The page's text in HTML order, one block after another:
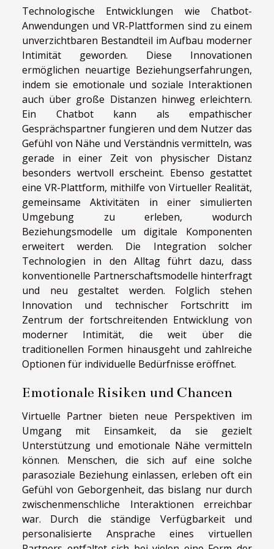
Technologische Entwicklungen wie Chatbot-
Anwendungen und VR-Plattformen sind zu einem
unverzichtbaren Bestandteil im Aufbau moderner
Intimität geworden. Diese Innovationen
ermöglichen neuartige Beziehungserfahrungen,
indem sie emotionale und soziale Interaktionen
auch über große Distanzen hinweg erleichtern.
Ein Chatbot kann als empathischer
Gesprächspartner fungieren und dem Nutzer das
Gefühl von Nähe und Verständnis vermitteln, was
gerade in einer Zeit von physischer Distanz
besonders wertvoll erscheint. Ebenso gestattet
eine VR-Plattform, mithilfe von Virtueller Realität,
gemeinsame Aktivitäten in einer simulierten
Umgebung zu erleben, wodurch
Beziehungsmodelle um digitale Komponenten
erweitert werden. Die Integration solcher
Technologien in den Alltag führt dazu, dass
konventionelle Partnerschaftsmodelle hinterfragt
und neu gestaltet werden. Folglich stehen
Innovation und technischer Fortschritt im
Zentrum der fortschreitenden Entwicklung von
moderner Intimität, die weit über die
traditionellen Formen hinausgeht und zahlreiche
Optionen für individuelle Bedürfnisse eröffnet.
Emotionale Risiken und Chancen
Virtuelle Partner bieten neue Perspektiven im
Umgang mit Einsamkeit, da sie gezielt
Unterstützung und emotionale Nähe vermitteln
können. Menschen, die sich auf eine solche
parasoziale Beziehung einlassen, erleben oft ein
Gefühl von Geborgenheit, das bislang nur durch
zwischenmenschliche Interaktionen erreichbar
war. Durch die ständige Verfügbarkeit und
personalisierte Ansprache eines virtuellen